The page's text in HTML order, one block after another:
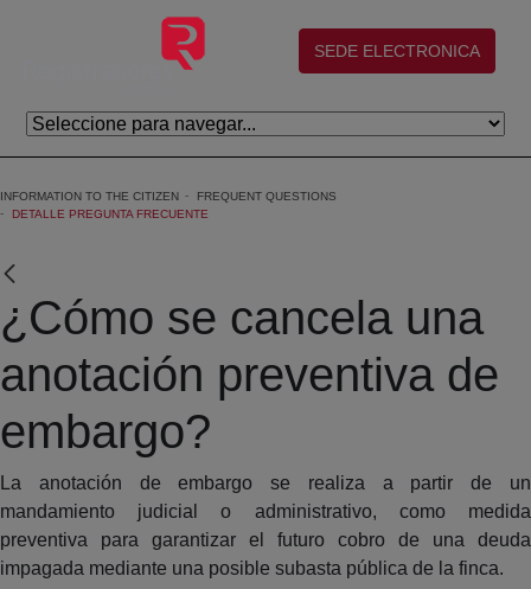
Skip to Main Content
(abre en nueva ventana)
SEDE ELECTRONICA
INFORMATION TO THE CITIZEN
FREQUENT QUESTIONS
DETALLE PREGUNTA FRECUENTE
¿Cómo se cancela una
anotación preventiva de
embargo?
La anotación de embargo se realiza a partir de un
mandamiento judicial o administrativo, como medida
preventiva para garantizar el futuro cobro de una deuda
impagada mediante una posible subasta pública de la finca.